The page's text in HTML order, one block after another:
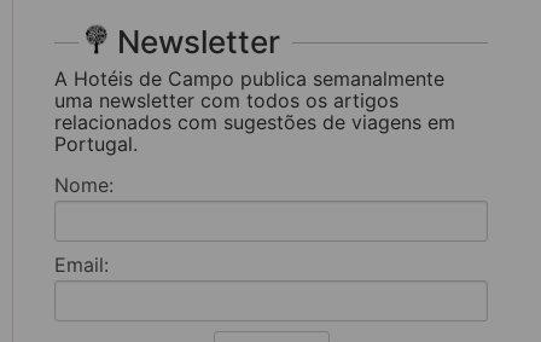
Newsletter
A Hotéis de Campo publica semanalmente
uma newsletter com todos os artigos
relacionados com sugestões de viagens em
Portugal.
Nome:
Email: